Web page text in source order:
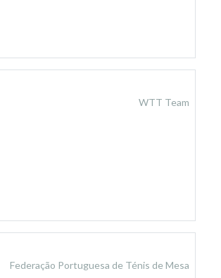
WTT Team
Federação Portuguesa de Ténis de Mesa